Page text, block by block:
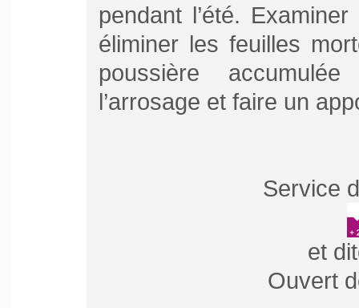
pendant l’été.
éliminer les feuilles
poussière
l’arrosage et faire un
Service
et
Ouvert